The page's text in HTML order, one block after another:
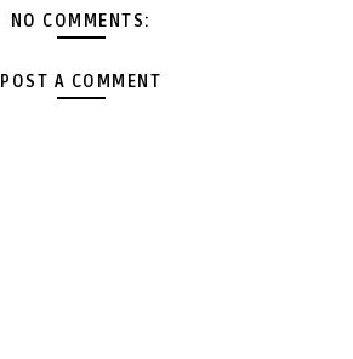
NO COMMENTS:
POST A COMMENT